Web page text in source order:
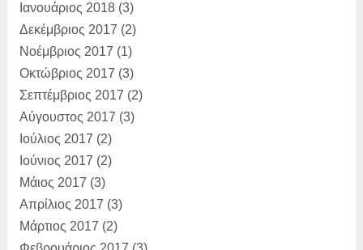
Ιανουάριος 2018(3)
Δεκέμβριος 2017 (2)
Νοέμβριος 2017 (1)
Οκτώβριος 2017 (3)
Σεπτέμβριος 2017 (2)
Αύγουστος 2017 (3)
Ιούλιος 2017 (2)
Ιούνιος 2017 (2)
Μάιος 2017 (3)
Απρίλιος 2017 (3)
Μάρτιος 2017 (2)